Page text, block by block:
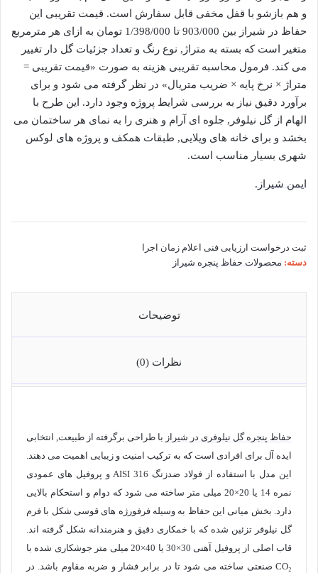
و هم بازشو با قفل مخفی قابل سفارش است. قیمت تقریبی این
حفاظ در شیراز بین 903/000 تا
1/398/000 تومان به ازای هر مترمربع
متغیر است که بسته به متراژ, نوع رنگ و تعداد جزئیات گل دار تغییر
می کند. فرمول محاسبه تقریبی هزینه به صورت «قیمت تقریبی =
متراژ × نرخ پایه × ضریب متریال» در نظر گرفته می شود و برای
برآورد دقیق نیاز به بررسی شرایط پروژه وجود دارد. این طرح با
الهام از گل نیلوفر, جلوه ای آرام و هنری را به نمای هر ساختمان می
بخشد و برای خانه های ویلایی, طبقات همکف و پروژه های لوکس
شهری بسیار مناسب است.
ایمن شیراز.
ثبت درخواست ارزیابی فنی اعلام زمان اجرا
دسته: محصولات حفاظ پنجره شیراز
توضیحات
نظرات (0)
حفاظ پنجره گل نیلوفری در شیراز با طراحی برگرفته از طبیعت, انتخابی
ایده آل برای افرادی است که به ترکیب امنیت و زیبایی اهمیت می دهند.
این مدل با استفاده از فولاد ضدزنگ AISI 316 و پروفیل های عمودی
نمره 14 یا 20×20 میلی متر ساخته می شود که دوام و استحکام بالایی
دارد. بخش میانی این حفاظ به وسیله فرفورژه های قوسی شکل با فرم
گل نیلوفر تزئین شده که با خمکاری دقیق و هنرمندانه شکل گرفته اند.
قاب اصلی از پروفیل آهنی 30×30 یا 40×20 میلی متر جوشکاری شده با
CO₂ صنعتی ساخته می شود تا در برابر فشار و ضربه مقاوم باشد. در